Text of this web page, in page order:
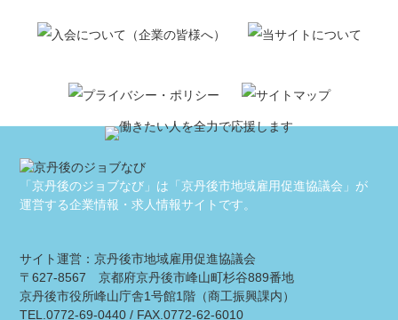
「京丹後のジョブなび」は「京丹後市地域雇用促進協議会」が
運営する企業情報・求人情報サイトです。
サイト運営：京丹後市地域雇用促進協議会
〒627-8567 京都府京丹後市峰山町杉谷889番地
京丹後市役所峰山庁舎1号館1階（商工振興課内）
TEL.0772-69-0440 / FAX.0772-62-6010